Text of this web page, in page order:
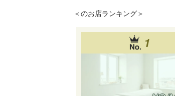
＜のお店ランキング＞
1